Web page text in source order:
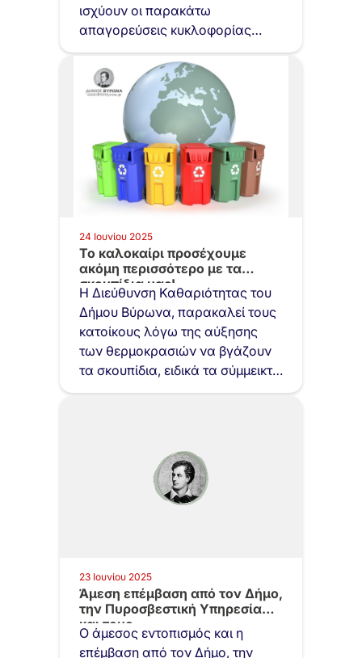
ισχύουν οι παρακάτω
απαγορεύσεις κυκλοφορίας
στον Υμηττό και συγκεκριμένα:…
24 Ιουνίου 2025
Το καλοκαίρι προσέχουμε
ακόμη περισσότερο με τα
σκουπίδια μας!
Η Διεύθυνση Καθαριότητας του
Δήμου Βύρωνα, παρακαλεί τους
κατοίκους λόγω της αύξησης
των θερμοκρασιών να βγάζουν
τα σκουπίδια, ειδικά τα σύμμεικτα
και…
23 Ιουνίου 2025
Άμεση επέμβαση από τον Δήμο,
την Πυροσβεστική Υπηρεσία
και τους…
Ο άμεσος εντοπισμός και η
επέμβαση από τον Δήμο, την